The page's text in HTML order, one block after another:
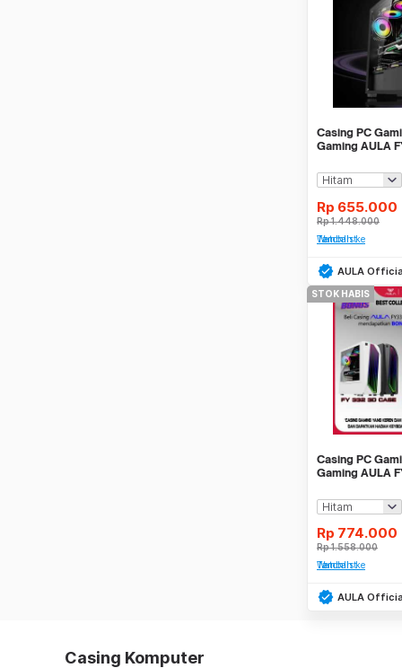
Casing PC
Gaming AULA
Rp 655.000
Rp1.448.000
Tambah ke Watchlist
AULA
STOK HABIS
Casing PC
Gaming AULA
Rp 774.000
Rp1.558.000
Tambah ke Watchlist
AULA
Casing Komputer